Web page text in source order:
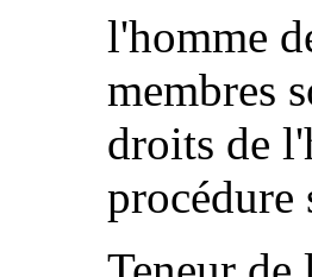
l'homme
membres
droits de
procédure